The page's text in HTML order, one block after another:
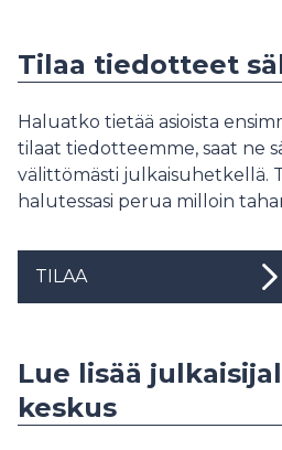
Tilaa tiedotteet
Haluatko tietää asioista
tilaat tiedotteemme, saat ne
välittömästi julkaisuhetkellä.
halutessasi perua milloin
TILAA
Lue lisää
keskus